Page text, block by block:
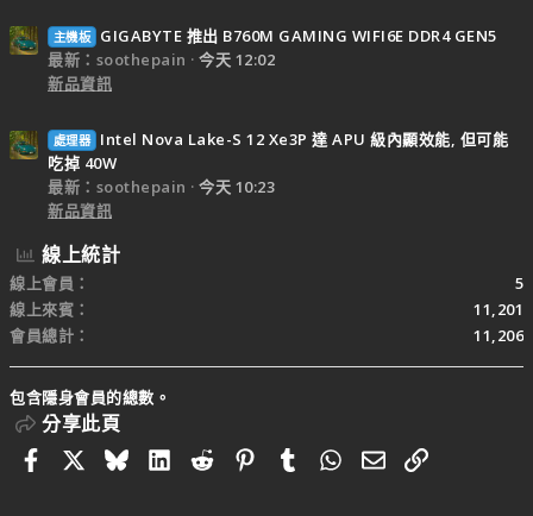
主機板
GIGABYTE 推出 B760M GAMING WIFI6E DDR4 GEN5
最新：soothepain
今天 12:02
新品資訊
處理器
Intel Nova Lake-S 12 Xe3P 達 APU 級內顯效能, 但可能
吃掉 40W
最新：soothepain
今天 10:23
新品資訊
線上統計
線上會員
5
線上來賓
11,201
會員總計
11,206
包含隱身會員的總數。
分享此頁
FacebookBlueskyLinkedIn
RedditPinterestTumblrWhatsApp
電子郵件
連結